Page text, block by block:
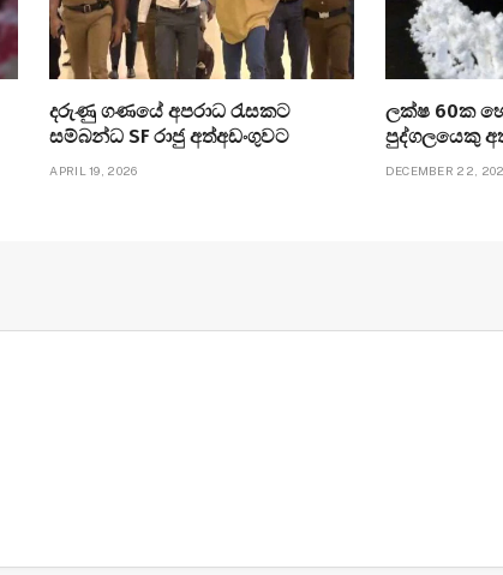
දරුණු ගණයේ අපරාධ රැසකට
සම්බන්ධ SF රාජු අත්අඩංගුවට
APRIL 19, 2026
ලක්ෂ 60ක
පුද්ගලයෙකු
DECEMBER 22,